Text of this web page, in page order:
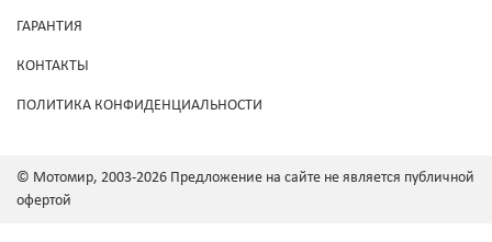
ГАРАНТИЯ
КОНТАКТЫ
ПОЛИТИКА КОНФИДЕНЦИАЛЬНОСТИ
© Мотомир, 2003-2026 Предложение на сайте не является публичной
офертой